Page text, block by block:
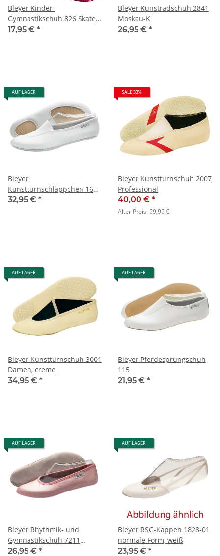
Bleyer Kinder-
Gymnastikschuh 826 Skate
Heart
17,95 € *
Bleyer Kunstradschuh 2841
Moskau-K
26,95 € *
AUF LAGER
Bleyer
Kunstturnschläppchen 1642
Montreal
32,95 € *
SALE 33%
Bleyer Kunstturnschuh 2007
Professional
40,00 € *
Alter Preis:59,95 €
AUF LAGER
Bleyer Kunstturnschuh 3001
Damen, creme
34,95 € *
AUF LAGER
Bleyer Pferdesprungschuh
115
21,95 € *
AUF LAGER
Bleyer Rhythmik- und
Gymnastikschuh 7211
Ballerina rosé
26,95 € *
AUF LAGER
Bleyer RSG-Kappen 1828-01
normale Form, weiß
23,95 € *